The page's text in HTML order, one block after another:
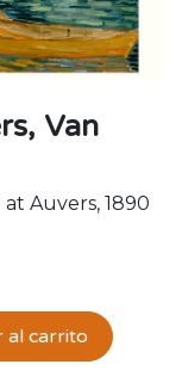
Van
Auvers, 1890
al carrito